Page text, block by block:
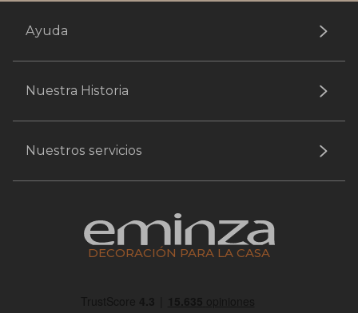
Ayuda
Nuestra Historia
Nuestros servicios
DECORACIÓN PARA LA CASA